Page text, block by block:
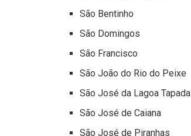
São Bentinho
São Domingos
São Francisco
São João do Rio do Peixe
São José da Lagoa Tapada
São José de Caiana
São José de Piranhas